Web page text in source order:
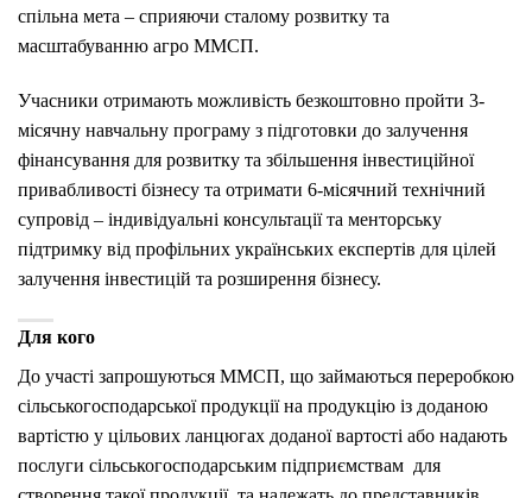
спільна мета – сприяючи сталому розвитку та
масштабуванню агро ММСП.
Учасники отримають можливість безкоштовно пройти 3-
місячну навчальну програму з підготовки до залучення
фінансування для розвитку та збільшення інвестиційної
привабливості бізнесу та отримати 6-місячний технічний
супровід – індивідуальні консультації та менторську
підтримку від профільних українських експертів для цілей
залучення інвестицій та розширення бізнесу.
Для кого
До участі запрошуються ММСП, що займаються переробкою
сільськогосподарської продукції на продукцію із доданою
вартістю у цільових ланцюгах доданої вартості або надають
послуги сільськогосподарським підприємствам для